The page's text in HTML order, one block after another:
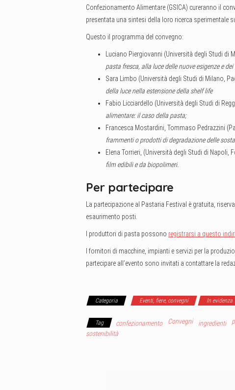
Confezionamento Alimentare (GSICA) cureranno il
presentata una sintesi della loro ricerca sperimentale
Questo il programma del convegno:
Luciano Piergiovanni (Università degli Studi di
pasta fresca, alla luce delle nuove esigenze e
Sara Limbo (Università degli Studi di Milano,
della luce nella estensione della shelf life
Fabio Licciardello (Università degli Studi di
alimentare: il caso della pasta;
Francesca Mostardini, Tommaso Pedrazzini
frammenti o prodotti di degradazione delle
Elena Torrieri, (Università degli Studi di Napoli,
film edibili e da biopolimeri.
Per partecipare
La partecipazione al Pastaria Festival è gratuita,
esaurimento posti.
I produttori di pasta possono registrarsi a questo
I fornitori di macchine, impianti e servizi per la
partecipare all’evento sono invitati a contattare la
Categoria Eventi, fiere, convegni In evidenza
Tag confezionamento Convegni ingredienti
sostenibilità